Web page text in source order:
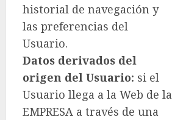
historial de navegación y
las preferencias del
Usuario.
Datos derivados del
origen del Usuario: si el
Usuario llega a la Web de la
EMPRESA a través de una